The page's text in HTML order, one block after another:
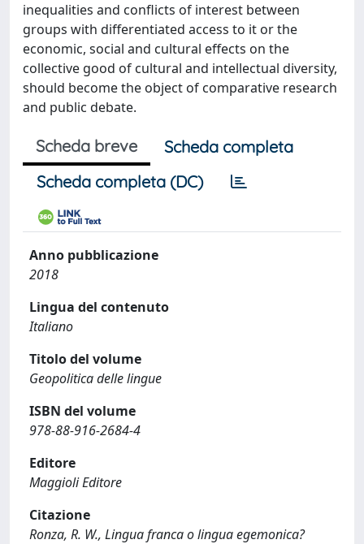
inequalities and conflicts of interest between
groups with differentiated access to it or the
economic, social and cultural effects on the
collective good of cultural and intellectual diversity,
should become the object of comparative research
and public debate.
Scheda breve
Scheda completa
Scheda completa (DC)
Anno pubblicazione
2018
Lingua del contenuto
Italiano
Titolo del volume
Geopolitica delle lingue
ISBN del volume
978-88-916-2684-4
Editore
Maggioli Editore
Citazione
Ronza, R. W., Lingua franca o lingua egemonica?